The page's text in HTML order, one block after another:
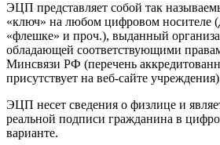
ЭЦП представляет собой так
«ключ» на любом цифровом носителе
«флешке» и проч.), выданный
обладающей соответствующими
Минсвязи РФ (перечень
присутствует на веб-сайте
ЭЦП несет сведения о физлице и
реальной подписи гражданина в
варианте.